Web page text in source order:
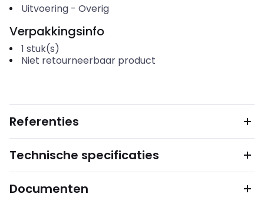
Uitvoering- Overig
Verpakkingsinfo
1 stuk(s)
Niet retourneerbaar product
Referenties
Technische specificaties
Documenten